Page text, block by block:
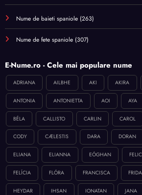
Nume de baieti spaniole (263)
Nume de fete spaniole (307)
E-Nume.ro - Cele mai populare nume
ADRIANA AILBHE AKI AKIRA
ANTONIA ANTONIETTA AOI AYA
BÉLA CALLISTO CARLIN CAROL
CODY CÆLESTIS DARA DORAN
ELIANA ELIANNA EÓGHAN
FELÍCIA FLÓRA FRANCISCA FRIDA
HEYDAR IHSAN IONATAN JANA